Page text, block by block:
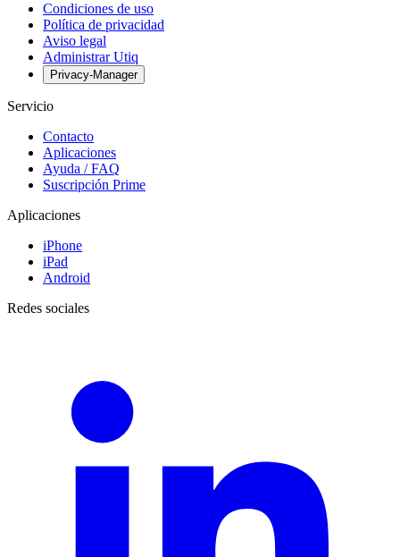
Condiciones de uso
Política de privacidad
Aviso legal
Administrar Utiq
Privacy-Manager
Servicio
Contacto
Aplicaciones
Ayuda / FAQ
Suscripción Prime
Aplicaciones
iPhone
iPad
Android
Redes sociales